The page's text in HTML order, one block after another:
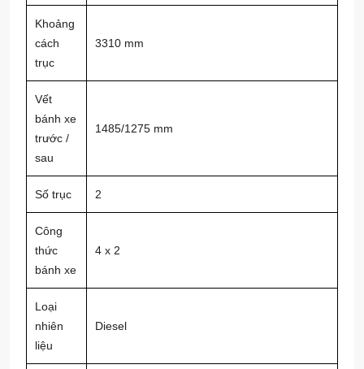
Khoảng
cách
trục
3310 mm
Vết
bánh xe
trước /
sau
1485/1275 mm
Số trục 2
Công
thức
bánh xe
4 x 2
Loại
nhiên
liệu
Diesel